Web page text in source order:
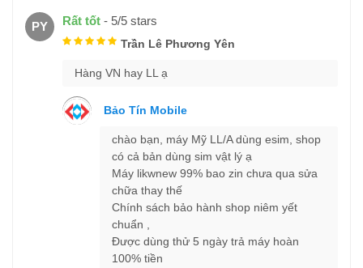
: iPhone 15 Plus được trang bị dung pin khá ấn
tượng lên đến hơn 2 ngày làm việc
Rất tốt - 5/5 stars
PY
Trần Lê Phương Yên
Hàng VN hay LL ạ
Bảo Tín Mobile
chào bạn, máy Mỹ LL/A dùng esim, shop
có cả bản dùng sim vật lý ạ
Máy likwnew 99% bao zin chưa qua sửa
chữa thay thế
Chính sách bảo hành shop niêm yết
chuẩn ,
Được dùng thử 5 ngày trả máy hoàn
100% tiền